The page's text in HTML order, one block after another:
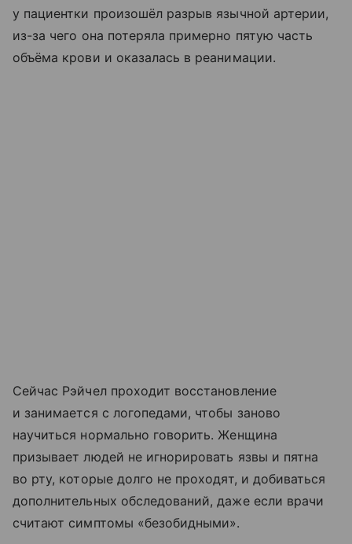
у пациентки произошёл разрыв язычной артерии,
из-за чего она потеряла примерно пятую часть
объёма крови и оказалась в реанимации.
Сейчас Рэйчел проходит восстановление
и занимается с логопедами, чтобы заново
научиться нормально говорить. Женщина
призывает людей не игнорировать язвы и пятна
во рту, которые долго не проходят, и добиваться
дополнительных обследований, даже если врачи
считают симптомы «безобидными».